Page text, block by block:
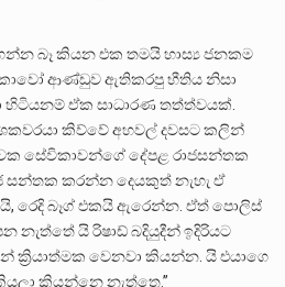
ගන්න බෑ කියන එක තමයි හාස්‍ය ජනකම
ආණ්ඩුව ඇතිකරපු භීතිය නිසා
හිටියනම් ඒක සාධාරණ තත්ත්වයක්.
කිව්වේ අහවල් දවසට කලින්
සේවිකාවන්ගේ දේපළ රාජසන්තක
සන්තක කරන්න දෙයකුත් නැහැ ඒ
රෙදි බෑග් එකයි ඇරෙන්න. ඒත් පොලිස්
නැත්තේ යි රිෂාඩ් බදියුදීන් ඉදිරියට
ක්‍රියාත්මක වෙනවා කියන්න. යි එයාගෙ
කියන්නෙ නැත්තෙ.”